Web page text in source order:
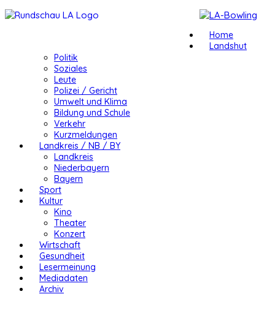
Home
Landshut
Politik
Soziales
Leute
Polizei / Gericht
Umwelt und Klima
Bildung und Schule
Verkehr
Kurzmeldungen
Landkreis / NB / BY
Landkreis
Niederbayern
Bayern
Sport
Kultur
Kino
Theater
Konzert
Wirtschaft
Gesundheit
Lesermeinung
Mediadaten
Archiv